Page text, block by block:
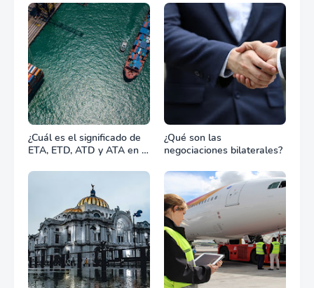
combate?
¿Cuál es el significado de
ETA, ETD, ATD y ATA en el
¿Qué son las
negociaciones bilaterales?